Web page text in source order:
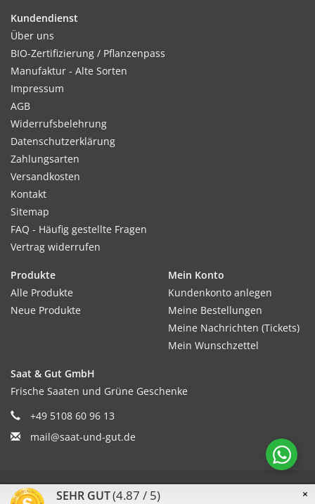
Kundendienst
Über uns
BIO-Zertifizierung / Pflanzenpass
Manufaktur - Alte Sorten
Impressum
AGB
Widerrufsbelehrung
Datenschutzerklärung
Zahlungsarten
Versandkosten
Kontakt
Sitemap
FAQ - Häufig gestellte Fragen
Vertrag widerrufen
Produkte
Alle Produkte
Neue Produkte
Mein Konto
Kundenkonto anlegen
Meine Bestellungen
Meine Nachrichten (Tickets)
Mein Wunschzettel
Saat & Gut GmbH
Frische Saaten und Grüne Geschenke
+49 5108 60 96 13
mail@saat-und-gut.de
© Copyright 2026 Saat & Gut - Powered by ×
SEHR GUT(4.87 / 5)